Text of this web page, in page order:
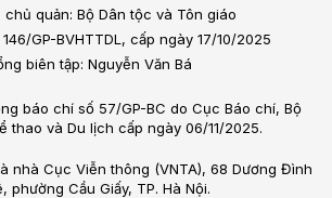
chủ quản: Bộ Dân tộc và Tôn giáo
GP-BVHTTDL, cấp ngày 17/10/2025
biên tập: Nguyễn Văn Bá
báo chí số 57/GP-BC do Cục Báo chí, Bộ
thao và Du lịch cấp ngày 06/11/2025.
nhà Cục Viễn thông (VNTA), 68 Dương Đình
phường Cầu Giấy, TP. Hà Nội.